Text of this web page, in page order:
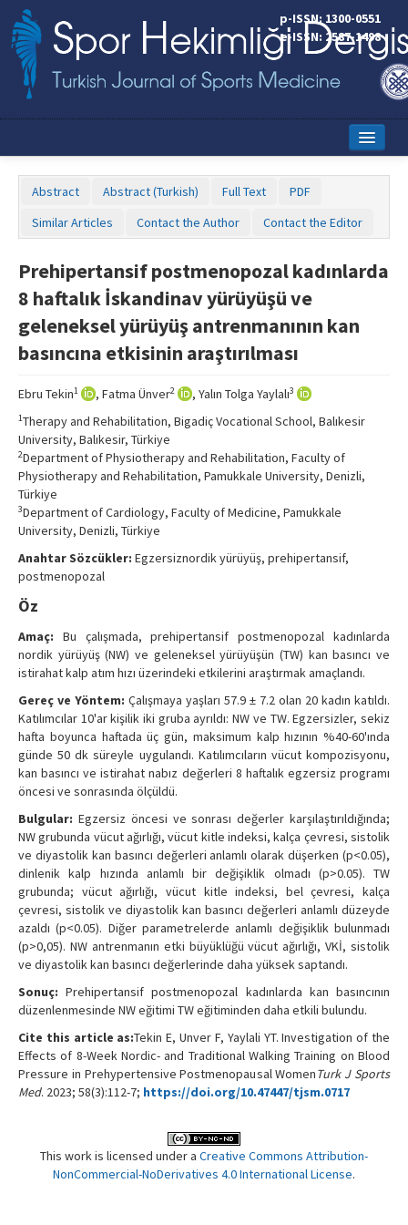
p-ISSN: 1300-0551
e-ISSN: 2587-1498
Online First
Aims and Scope
Instructions to Authors
Copyright Transfer Form
Contact Us
Abstract Abstract (Turkish) Full Text
PDF
Similar Articles
Contact the Author Contact the Editor
Prehipertansif postmenopozal kadınlarda
8 haftalık İskandinav yürüyüşü ve
geleneksel yürüyüş antrenmanının kan
basıncına etkisinin araştırılması
Ebru Tekin1 , Fatma Ünver2 , Yalın Tolga Yaylalı3
1Therapy and Rehabilitation, Bigadiç Vocational School, Balıkesir
University, Balıkesir, Türkiye
2Department of Physiotherapy and Rehabilitation, Faculty of
Physiotherapy and Rehabilitation, Pamukkale University, Denizli,
Türkiye
3Department of Cardiology, Faculty of Medicine, Pamukkale
University, Denizli, Türkiye
Anahtar Sözcükler: Egzersiznordik yürüyüş, prehipertansif,
postmenopozal
Öz
Amaç: Bu çalışmada, prehipertansif postmenopozal kadınlarda
nordik yürüyüş (NW) ve geleneksel yürüyüşün (TW) kan basıncı ve
istirahat kalp atım hızı üzerindeki etkilerini araştırmak amaçlandı.
Gereç ve Yöntem: Çalışmaya yaşları 57.9 ± 7.2 olan 20 kadın katıldı.
Katılımcılar 10'ar kişilik iki gruba ayrıldı: NW ve TW. Egzersizler, sekiz
hafta boyunca haftada üç gün, maksimum kalp hızının %40-60'ında
günde 50 dk süreyle uygulandı. Katılımcıların vücut kompozisyonu,
kan basıncı ve istirahat nabız değerleri 8 haftalık egzersiz programı
öncesi ve sonrasında ölçüldü.
Bulgular: Egzersiz öncesi ve sonrası değerler karşılaştırıldığında;
NW grubunda vücut ağırlığı, vücut kitle indeksi, kalça çevresi, sistolik
ve diyastolik kan basıncı değerleri anlamlı olarak düşerken (p<0.05),
dinlenik kalp hızında anlamlı bir değişiklik olmadı (p>0.05). TW
grubunda; vücut ağırlığı, vücut kitle indeksi, bel çevresi, kalça
çevresi, sistolik ve diyastolik kan basıncı değerleri anlamlı düzeyde
azaldı (p<0.05). Diğer parametrelerde anlamlı değişiklik bulunmadı
(p>0,05). NW antrenmanın etki büyüklüğü vücut ağırlığı, VKİ, sistolik
ve diyastolik kan basıncı değerlerinde daha yüksek saptandı.
Sonuç: Prehipertansif postmenopozal kadınlarda kan basıncının
düzenlenmesinde NW eğitimi TW eğitiminden daha etkili bulundu.
Cite this article as:Tekin E, Unver F, Yaylali YT. Investigation of the
Effects of 8-Week Nordic- and Traditional Walking Training on Blood
Pressure in Prehypertensive Postmenopausal WomenTurk J Sports
Med. 2023; 58(3):112-7; https://doi.org/10.47447/tjsm.0717
This work is licensed under a Creative Commons Attribution-
NonCommercial-NoDerivatives 4.0 International License.